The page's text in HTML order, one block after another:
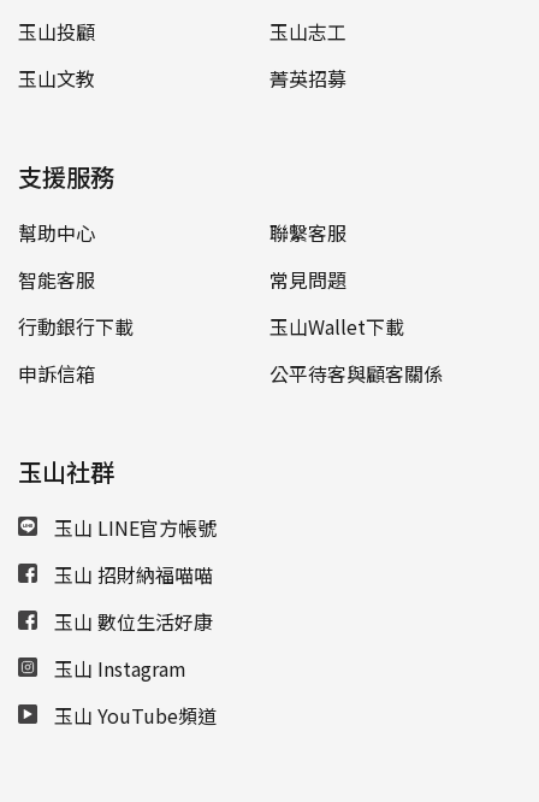
玉山投顧
玉山志工
玉山文教
菁英招募
支援服務
幫助中心
聯繫客服
智能客服
常見問題
行動銀行下載
玉山Wallet下載
申訴信箱
公平待客與顧客關係
玉山社群
玉山 LINE官方帳號
玉山 招財納福喵喵
玉山 數位生活好康
玉山 Instagram
玉山 YouTube頻道